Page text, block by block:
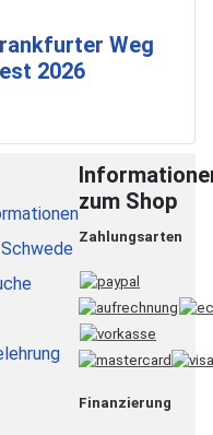
Weg
2026
zum Shop
Zahlungsarten
Finanzierung